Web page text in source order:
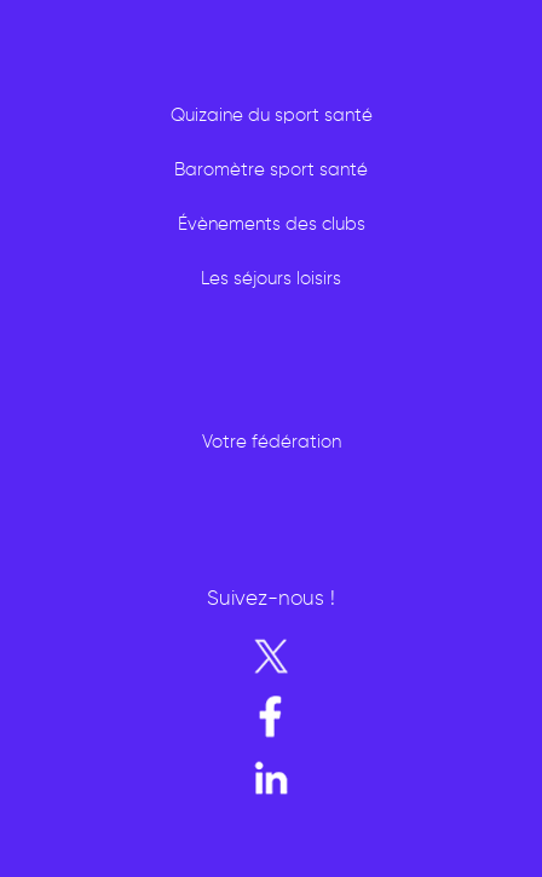
Quizaine du sport santé
Baromètre sport santé
Évènements des clubs
Les séjours loisirs
Votre fédération
Suivez-nous !